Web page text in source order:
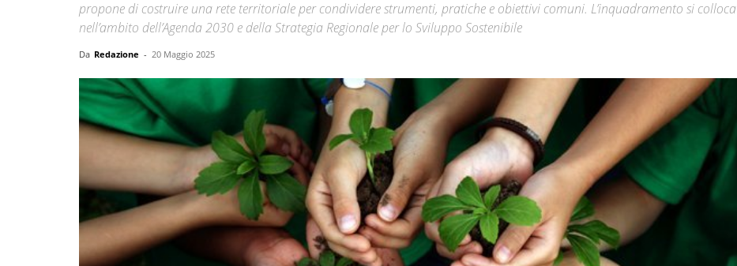
propone di costruire una rete territoriale per condividere strumenti, pratiche e obiettivi comuni. L’inquadramento si colloca
nell’ambito dell’Agenda 2030 e della Strategia Regionale per lo Sviluppo Sostenibile
Da Redazione - 20 Maggio 2025